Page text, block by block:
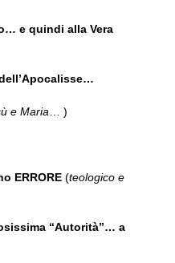
e quindi alla Vera
e Maria … )
ERRORE (teologico e
“Autorità”… a